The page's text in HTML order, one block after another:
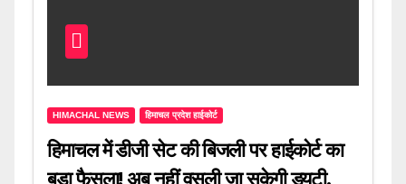
HIMACHAL NEWS हिमाचल प्रदेश हाईकोर्ट
हिमाचल में डीजी सेट की बिजली पर हाईकोर्ट का